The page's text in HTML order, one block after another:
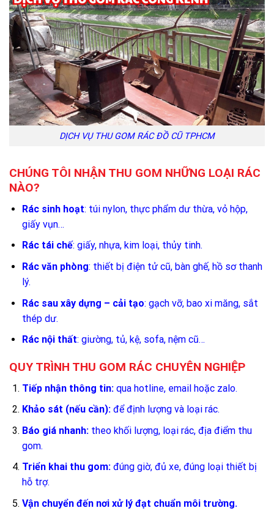
DỊCH VỤ THU GOM RÁC ĐỒ CŨ TPHCM
CHÚNG TÔI NHẬN THU GOM NHỮNG LOẠI RÁC
NÀO?
Rác sinh hoạt: túi nylon, thực phẩm dư thừa, vỏ hộp,
giấy vụn…
Rác tái chế: giấy, nhựa, kim loại, thủy tinh.
Rác văn phòng: thiết bị điện tử cũ, bàn ghế, hồ sơ thanh
lý.
Rác sau xây dựng – cải tạo: gạch vỡ, bao xi măng, sắt
thép dư.
Rác nội thất: giường, tủ, kệ, sofa, nệm cũ…
QUY TRÌNH THU GOM RÁC CHUYÊN NGHIỆP
Tiếp nhận thông tin:qua hotline, email hoặc zalo.
Khảo sát (nếu cần):để định lượng và loại rác.
Báo giá nhanh:theo khối lượng, loại rác, địa điểm thu
gom.
Triển khai thu gom:đúng giờ, đủ xe, đúng loại thiết bị
hỗ trợ.
Vận chuyển đến nơi xử lý đạt chuẩn môi trường.